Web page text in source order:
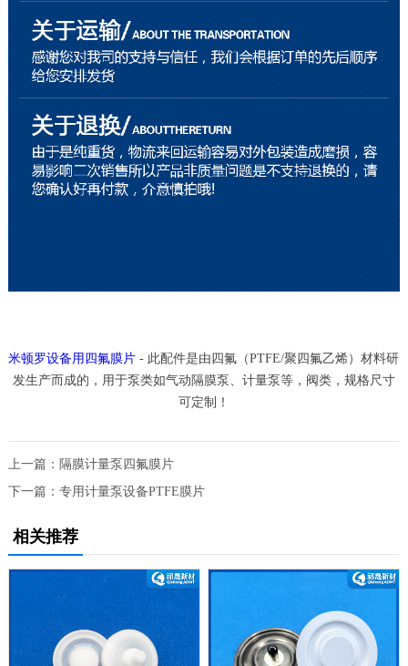
米顿罗设备用四氟膜片 - 此配件是由四氟（PTFE/聚四氟乙烯）材料研
发生产而成的，用于泵类如气动隔膜泵、计量泵等，阀类，规格尺寸
可定制！
上一篇：隔膜计量泵四氟膜片
下一篇：专用计量泵设备PTFE膜片
相关推荐